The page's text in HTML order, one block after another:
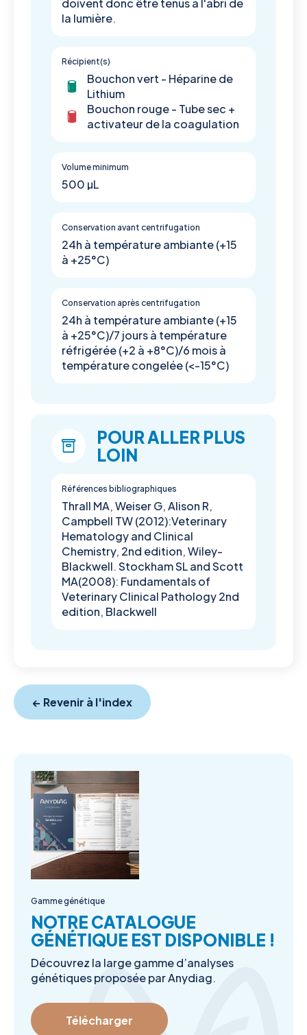
doivent donc être tenus à l'abri de
la lumière.
Récipient(s)
Bouchon vert - Héparine de
Lithium
Bouchon rouge - Tube sec +
activateur de la coagulation
Volume minimum
500 µL
Conservation avant centrifugation
24h à température ambiante (+15
à +25°C)
Conservation après centrifugation
24h à température ambiante (+15
à +25°C)/7 jours à température
réfrigérée (+2 à +8°C)/6 mois à
température congelée (<-15°C)
POUR ALLER PLUS
LOIN
Références bibliographiques
Thrall MA, Weiser G, Alison R,
Campbell TW (2012):Veterinary
Hematology and Clinical
Chemistry, 2nd edition, Wiley-
Blackwell. Stockham SL and Scott
MA(2008): Fundamentals of
Veterinary Clinical Pathology 2nd
edition, Blackwell
← Revenir à l'index
Gamme génétique
NOTRE CATALOGUE
GÉNÉTIQUE EST DISPONIBLE !
Découvrez la large gamme d’analyses
génétiques proposée par Anydiag.
Télécharger